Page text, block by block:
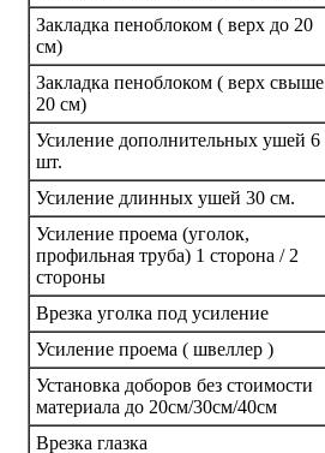
Закладка пеноблоком ( верх до 20
см)
Закладка пеноблоком ( верх свыше
20 см)
Усиление дополнительных ушей 6
шт.
Усиление длинных ушей 30 см.
Усиление проема (уголок,
профильная труба) 1 сторона / 2
стороны
Врезка уголка под усиление
Усиление проема ( швеллер )
Установка доборов без стоимости
материала до 20см/30см/40см
Врезка глазка